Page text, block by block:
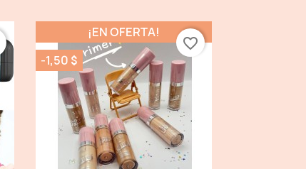
¡EN OFERTA!
-1,50 $
favorite_border